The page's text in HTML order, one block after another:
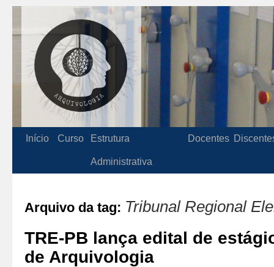
Início Curso Estrutura
Administrativa
Docentes
Arquivo da tag: Tribunal Regional
TRE-PB lança edital de
de Arquivologia